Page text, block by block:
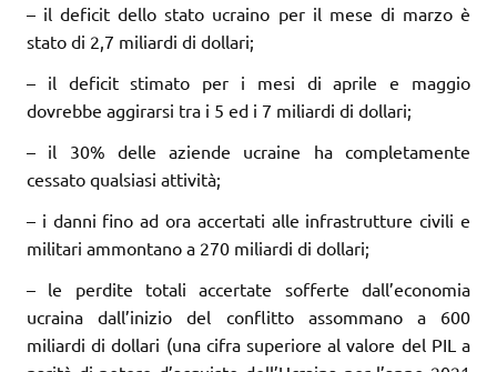
– il deficit dello stato ucraino per il mese di marzo è
stato di 2,7 miliardi di dollari;
– il deficit stimato per i mesi di aprile e maggio
dovrebbe aggirarsi tra i 5 ed i 7 miliardi di dollari;
– il 30% delle aziende ucraine ha completamente
cessato qualsiasi attività;
– i danni fino ad ora accertati alle infrastrutture civili e
militari ammontano a 270 miliardi di dollari;
– le perdite totali accertate sofferte dall’economia
ucraina dall’inizio del conflitto assommano a 600
miliardi di dollari (una cifra superiore al valore del PIL a